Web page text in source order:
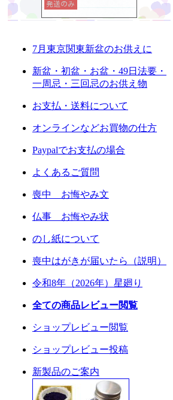
7月東京関東新盆のお供えに
新盆・初盆・お盆・49日法要・
一周忌・三回忌のお供え物
お支払・送料について
オンラインなどお買物の仕方
Paypalでお支払の場合
よくあるご質問
喪中 お悔やみ文
仏事 お悔やみ状
のし紙について
喪中はがきが届いたら（説明）
令和8年（2026年）星廻り
全ての商品レビュー閲覧
ショップレビュー閲覧
ショップレビュー投稿
新製品のご案内